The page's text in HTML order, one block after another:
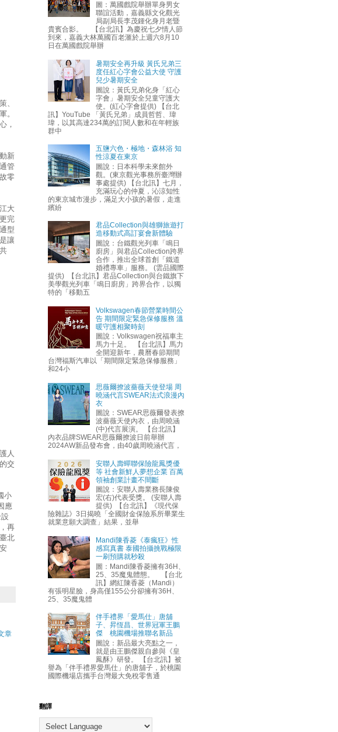
策、
。
，
新
管
零
大
完
型
讓
人
交
小
應
再
北
章
圖：萬國戲院舉辦單身男女
聯誼活動，嘉義縣文化觀光
局副局長李茂鍾化身月老暨
貴賓合影。 【台北訊】為慶祝七夕情人節
到來，嘉義大林萬國百老滙於上週六8月10
日在萬國戲院舉辦
暑期安全再升級 黃氏兄弟三
度任紅心字會公益大使 守護
兒少暑期安全
圖說：黃氏兄弟化身「紅心
字會」暑期安全兒童守護大
使。(紅心字會提供) 【台北
訊】YouTube 「黃氏兄弟」成員哲哲、瑋
瑋，以其高達234萬的訂閱人數和在年輕族
群中
五鹽六色・極地・森林浴 知
性涼夏在東京
圖說：日本科學未來館外
觀。(東京觀光事務所臺灣辦
事處提供) 【台北訊】七月，
充滿玩心的仲夏，沁涼知性
的東京城市漫步，滿足大小孩的暑假，走進
繽紛
君品Collection與雄獅旅遊打
造移動式高訂宴會新體驗
圖說：台鐵觀光列車「鳴日
廚房」與君品Collection跨界
合作，推出全球首創「鐵道
婚禮專車」服務。 (雲品國際
提供) 【台北訊】君品Collection與台鐵旗下
美學觀光列車「鳴日廚房」跨界合作，以獨
特的「移動五
Volkswagen春節營業時間公
告 期間限定緊急保修服務 溫
暖守護相聚時刻
圖說：Volkswagen祝福車主
馬力十足。 【台北訊】馬力
全開迎新年，農曆春節期間
台灣福斯汽車以「期間限定緊急保修服務」
和24小
思薇爾撩波薔薇天使登場 周
曉涵代言SWEAR法式浪漫內
衣
圖說：SWEAR思薇爾發表撩
波薔薇天使內衣，由周曉涵
(中)代言展演。 【台北訊】
內衣品牌SWEAR思薇爾撩波日前舉辦
2024AW新品發布會，由40歲周曉涵代言，
安聯人壽蟬聯保險龍鳳獎優
等 社會新鮮人夢想企業 百萬
領袖創業計畫不間斷
圖說：安聯人壽業務長陳俊
宏(右)代表受獎。 (安聯人壽
提供) 【台北訊】《現代保
險雜誌》3日揭曉「全國財金保險系所畢業生
就業意願大調查」結果，並舉
Mandi陳香菱《泰瘋狂》性
感寫真書 泰國拍攝挑戰極限
一刷預購就秒殺
圖：Mandi陳香菱擁有36H、
25、35魔鬼體態。 【台北
訊】網紅陳香菱（Mandi）
有張明星臉，身高僅155公分卻擁有36H、
25、35魔鬼體
伴手禮界「愛馬仕」唐舖
子、昇恆昌、世界冠軍王鵬
傑 桃園機場推聯名新品
圖說：新品最大亮點之一，
就是由王鵬傑親自參與《皇
鳳酥》研發。 【台北訊】被
譽為「伴手禮界愛馬仕」的唐舖子，於桃園
國際機場店攜手台灣最大免稅零售通
翻譯